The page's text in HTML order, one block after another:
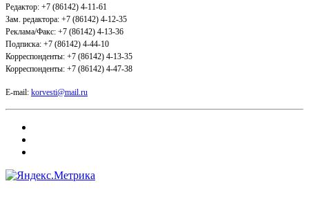
Редактор: +7 (86142) 4-11-61
Зам. редактора: +7 (86142) 4-12-35
Реклама/Факс: +7 (86142) 4-13-36
Подписка: +7 (86142) 4-44-10
Корреспонденты: +7 (86142) 4-13-35
Корреспонденты: +7 (86142) 4-47-38
E-mail: korvesti@mail.ru